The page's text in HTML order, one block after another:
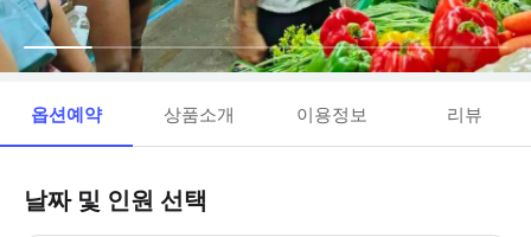
옵션예약 상품소개 이용정보 리뷰
날짜 및 인원 선택